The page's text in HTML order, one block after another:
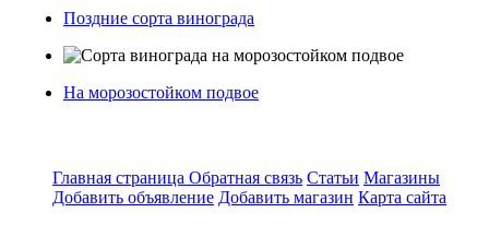
Поздние сорта винограда
На морозостойком подвое
Главная страница Обратная связь Статьи Магазины
Добавить объявление Добавить магазин Карта сайта